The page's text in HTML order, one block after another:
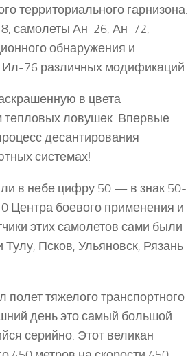
территориального гарнизона.
самолеты Ан-26, Ан-72,
обнаружения и
76 различных модификаций.
в цвета
тепловых ловушек. Впервые
десантирования
системах!
в небе цифру 50 — в знак 50-
Центра боевого применения и
этих самолетов сами были
Псков, Ульяновск, Рязань
полет тяжелого транспортного
день это самый большой
серийно. Этот великан